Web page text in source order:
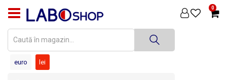
0
PRODUSE
DENTARĂ
euro lei